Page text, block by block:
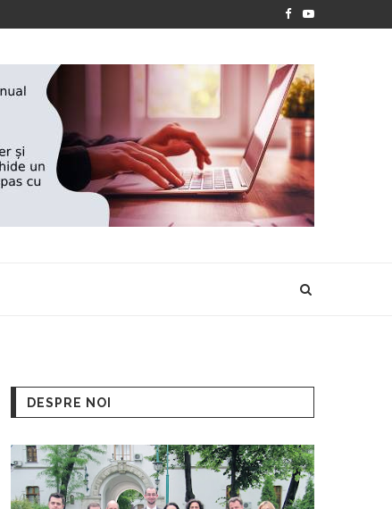
‘’ANOTIMPURILE VIETII’’- EXPOZIȚIA DE PICTURĂ A
DESPRE NOI